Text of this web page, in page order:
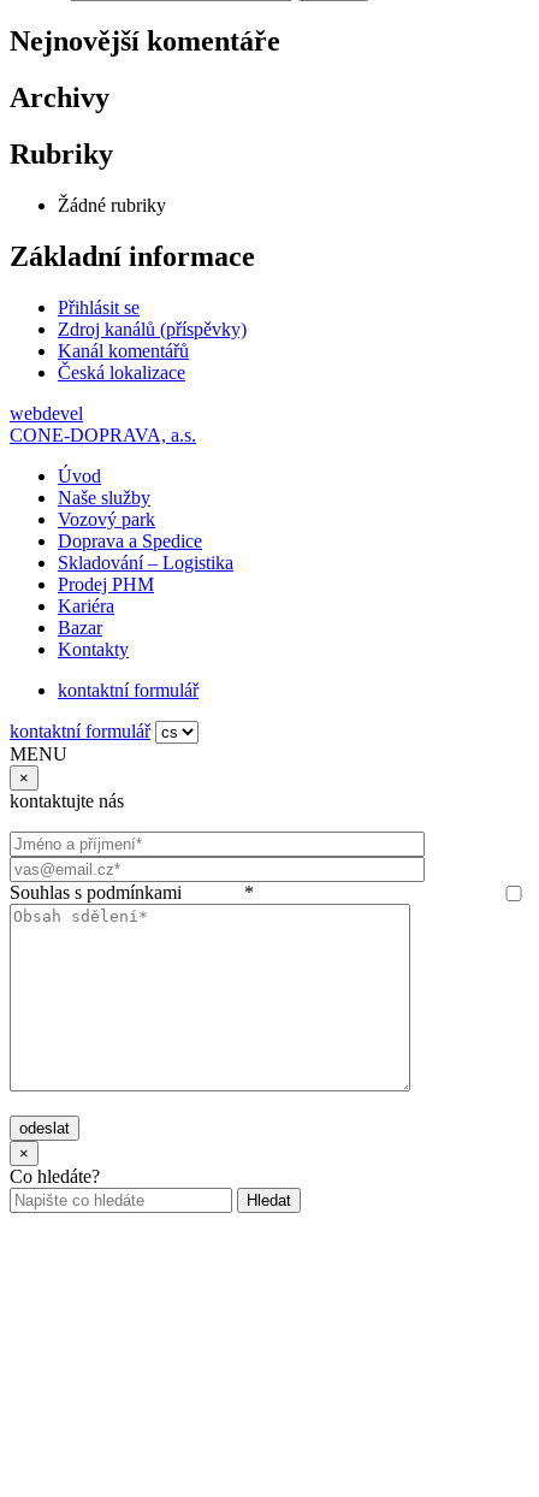
Nejnovější komentáře
Archivy
Rubriky
Žádné rubriky
Základní informace
Přihlásit se
Zdroj kanálů (příspěvky)
Kanál komentářů
Česká lokalizace
webdevel
CONE-DOPRAVA, a.s.
Úvod
Naše služby
Vozový park
Doprava a Spedice
Skladování – Logistika
Prodej PHM
Kariéra
Bazar
Kontakty
kontaktní formulář
kontaktní formulář
MENU
×
kontaktujte nás
Souhlas s podmínkami *
odeslat
×
Co hledáte?
Hledat